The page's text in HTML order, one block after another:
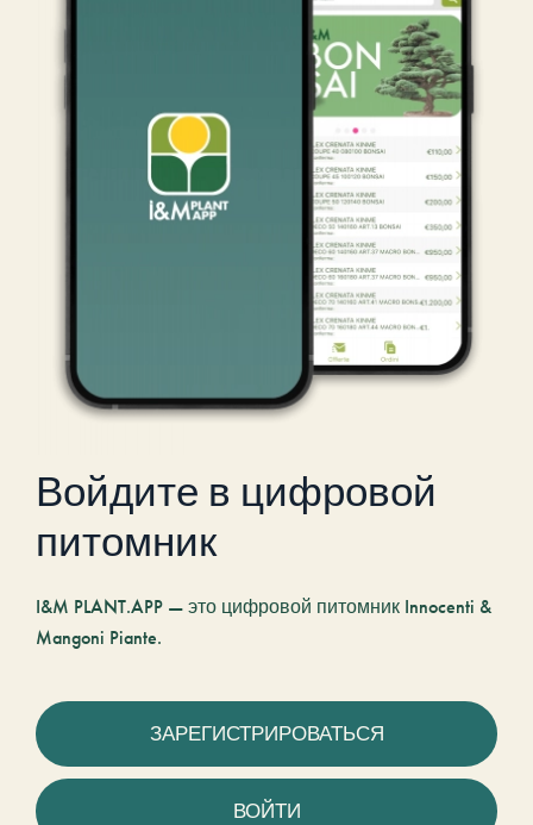
Войдите в цифровой
питомник
I&M PLANT.APP — это цифровой питомник Innocenti &
Mangoni Piante.
ЗАРЕГИСТРИРОВАТЬСЯ
ВОЙТИ